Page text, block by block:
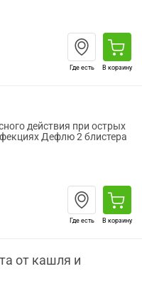
Где есть В корзину
действия при острых
Дефлю 2 блистера
Где есть В корзину
от кашля и